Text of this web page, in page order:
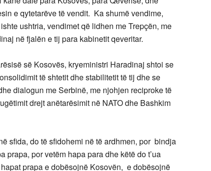
e qytetarëve të vendit. Ka shumë vendime,
ushtria, vendimet që lidhen me Trepçën, me
në fjalën e tij para kabinetit qeveritar.
së Kosovës, kryeministri Haradinaj shtoi se
të shtetit dhe stabilitetit të tij dhe se
dialogun me Serbinë, me njohjen reciproke të
drejt anëtarësimit në NATO dhe Bashkim
sfida, do të sfidohemi në të ardhmen, por bindja
por vetëm hapa para dhe këtë do t’ua
prapa e dobësojnë Kosovën, e dobësojnë